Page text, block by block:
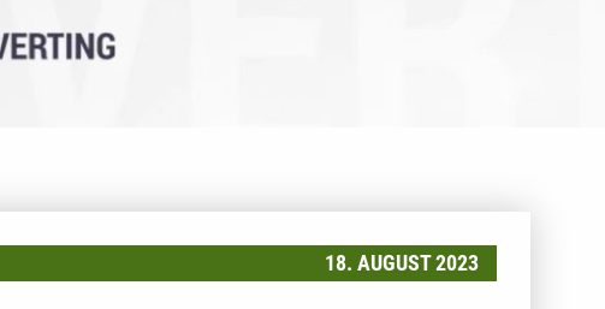
18. AUGUST 2023